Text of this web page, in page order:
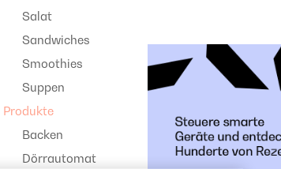
Salat
Sandwiches
Smoothies
Suppen
Produkte
Backen
Dörrautomat